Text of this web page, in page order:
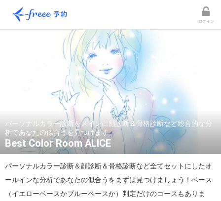
ログイン
パーソナルカラー診断をメインに顔診断＆骨格診断など総合的な分
析であなたの似合うを見つけます。
Best Color Room ALICE
パーソナルカラー診断＆顔診断＆骨格診断など全てセットにしたオ
ールインな分析であなたの似合うをまずは見つけましょう！ベース
（イエローベースかブルーベースか）判定だけのコースもありま